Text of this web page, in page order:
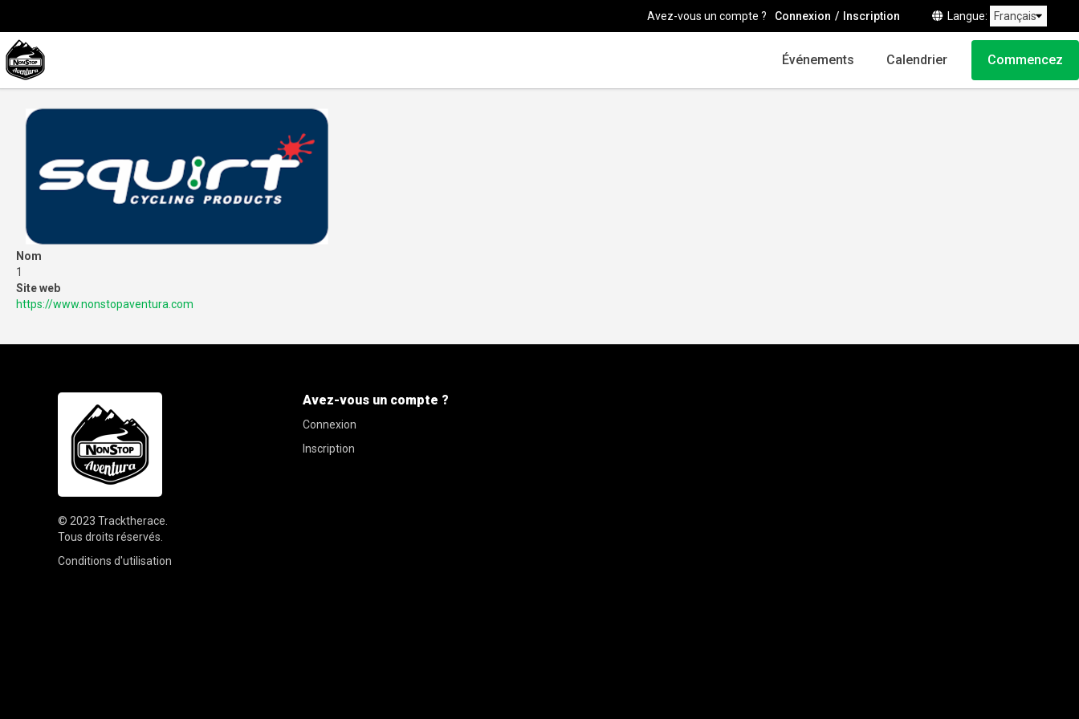
Avez-vous un compte ? Connexion Inscription Langue
Événements Calendrier Commencez
Nom
1
Site web
https://www.nonstopaventura.com
© 2023 Tracktherace
Tous droits réservés.
Conditions d'utilisation
Avez-vous un compte ?
Connexion
Inscription